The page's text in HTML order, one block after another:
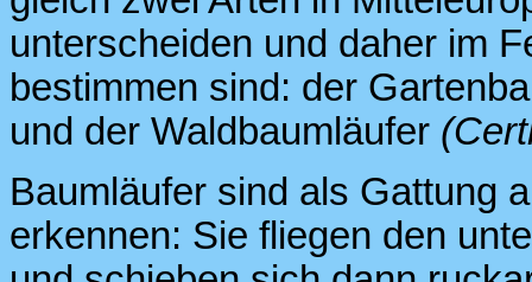
unterscheiden und daher im
bestimmen sind: der
und der Waldbaumläufer
Baumläufer sind als Gattung
erkennen: Sie fliegen den